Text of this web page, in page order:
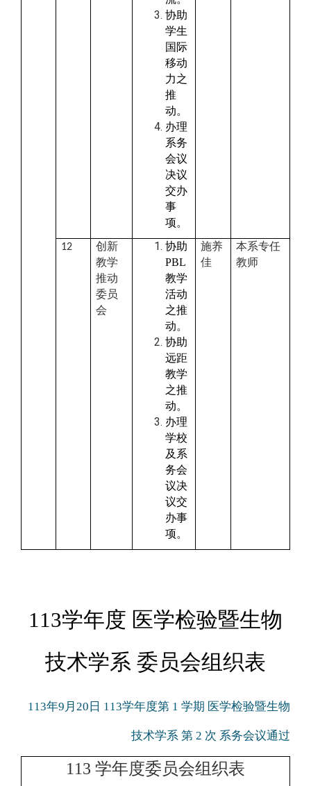
协助
学生
国际
移动
力之
推
动。
办理
系务
会议
决议
交办
事
项。
12
创新
教学
推动
委员
会
协助
PBL
教学
活动
之推
动。
协助
远距
教学
之推
动。
办理
学校
及系
务会
议决
议交
办事
项。
施养
佳
本系专任
教师
113学年度 医学检验暨生物
技术学系 委员会组织表
113年9月20日 113学年度第 1 学期 医学检验暨生物
技术学系 第 2 次 系务会议通过
113 学年度委员会组织表